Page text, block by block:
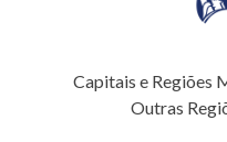
Capitais e Regiões
Outras